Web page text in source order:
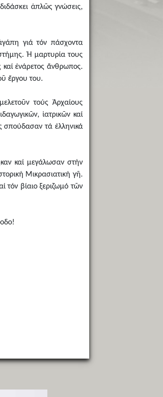
ἁπλῶς γνώσεις,
γιά τόν πάσχοντα
Ἡ μαρτυρία τους
καί ἐνάρετος ἄνθρωπος.
ἔργου του.
τούς Ἀρχαίους
ἰατρικῶν καί
σπούδασαν τά ἑλληνικά
καί μεγάλωσαν στήν
Μικρασιατική γῆ.
τόν βίαιο ξεριζωμό τῶν